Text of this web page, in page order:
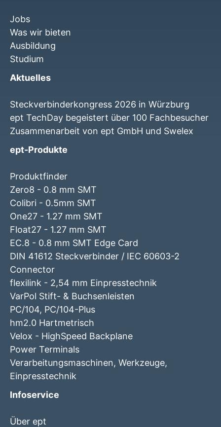
Jobs
Was wir bieten
Ausbildung
Studium
Aktuelles
Steckverbinderkongress 2026 in Würzburg
ept TechDay begeistert über 100 Fachbesucher
Zusammenarbeit von ept GmbH und Swelex
ept-Produkte
Produktfinder
Zero8 - 0.8 mm SMT
Colibri - 0.5mm SMT
One27 - 1.27 mm SMT
Float27 - 1.27 mm SMT
EC.8 - 0.8 mm SMT Edge Card
DIN 41612 Steckverbinder / IEC 60603-2
Connector
flexilink - 2,54 mm Einpresstechnik
VarPol Stift- & Buchsenleisten
PC/104, PC/104-Plus
hm2.0 Hartmetrisch
Velox - HighSpeed Backplane
Power Terminals
Verarbeitungsmaschinen, Werkzeuge,
Einpresstechnik
Infoservice
Über ept